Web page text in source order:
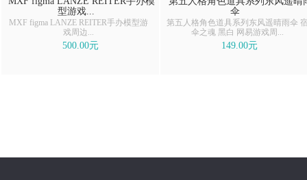
型游戏...
MXF figma LANZE REITER手办模型游
戏周边...
500.00元
伞
第五人格角色道具系列东风遥晴雨伞
伞之魂 黑白 网易游戏周...
149.00元